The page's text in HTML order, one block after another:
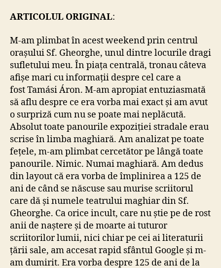
ARTICOLUL ORIGINAL:
M-am plimbat în acest weekend prin centrul
orașului Sf. Gheorghe, unul dintre locurile dragi
sufletului meu. În piața centrală, tronau câteva
afișe mari cu informații despre cel care a
fost Tamási Áron. M-am apropiat entuziasmată
să aflu despre ce era vorba mai exact și am avut
o surpriză cum nu se poate mai neplăcută.
Absolut toate panourile expoziției stradale erau
scrise în limba maghiară. Am analizat pe toate
fețele, m-am plimbat cercetător pe lângă toate
panourile. Nimic. Numai maghiară. Am dedus
din layout că era vorba de împlinirea a 125 de
ani de când se născuse sau murise scriitorul
care dă și numele teatrului maghiar din Sf.
Gheorghe. Ca orice incult, care nu știe pe de rost
anii de naștere și de moarte ai tuturor
scriitorilor lumii, nici chiar pe cei ai literaturii
țării sale, am accesat rapid sfântul Google și m-
am dumirit. Era vorba despre 125 de ani de la